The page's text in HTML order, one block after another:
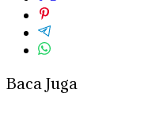
Baca Juga